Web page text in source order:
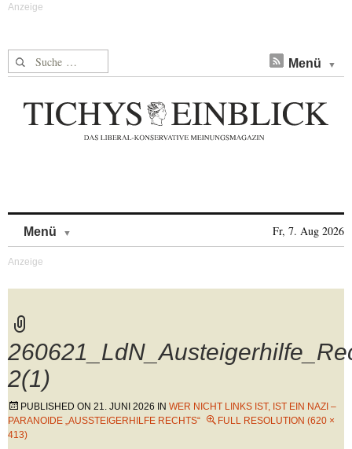
Suche nach: Menü
Menü Fr, 7. Aug 2026
2(1)
PUBLISHED ON 21. JUNI 2026 IN WER NICHT LINKS IST, IST EIN NAZI –
PARANOIDE „AUSSTEIGERHILFE RECHTS“
FULL RESOLUTION (620 ×
413)